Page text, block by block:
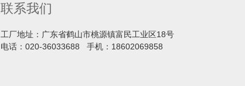
联系我们
工厂地址：广东省鹤山市桃源镇富民工业区18号
电话： 020-36033688 手机： 18602069858